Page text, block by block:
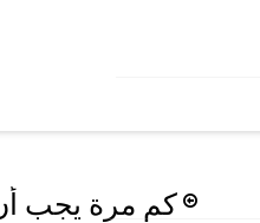
كم مرة يجب